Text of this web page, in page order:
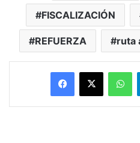
FISCALIZACIÓN
REFUERZA ruta
Facebook
X